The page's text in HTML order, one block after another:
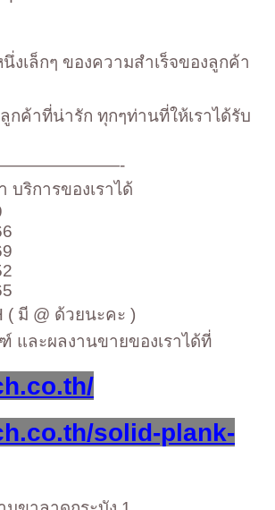
งเล็กๆ ของความสำเร็จของลูกค้า
ค้าที่น่ารัก ทุกๆท่านที่ให้เราได้รับ
ริการของเราได้
( มี @ ด้วยนะคะ )
และผลงานขายของเราได้ที่
solid-plank-